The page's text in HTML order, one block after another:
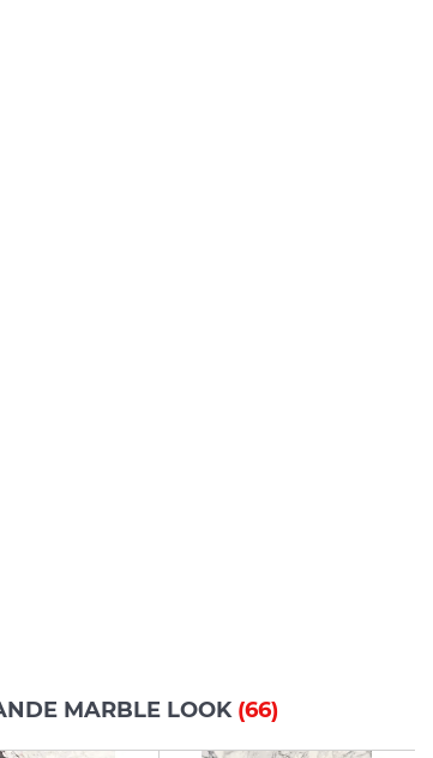
MARBLE LOOK (66)